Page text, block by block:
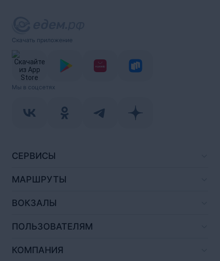
Скачать приложение
Мы в соцсетях
СЕРВИСЫ
МАРШРУТЫ
ВОКЗАЛЫ
ПОЛЬЗОВАТЕЛЯМ
КОМПАНИЯ